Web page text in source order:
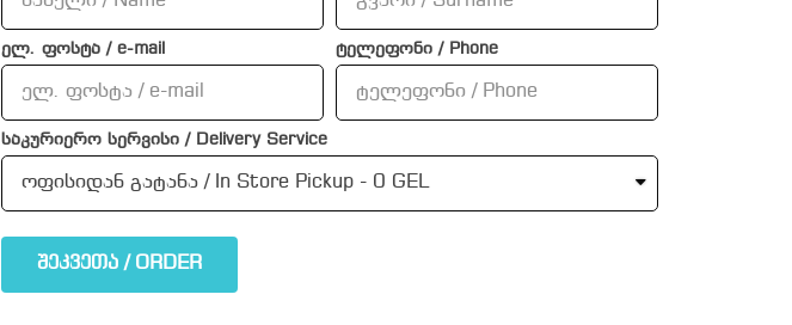
ელ. ფოსტა / e-mail ტელეფონი / Phone
საკურიერო სერვისი / Delivery Service
შეკვეთა / ORDER